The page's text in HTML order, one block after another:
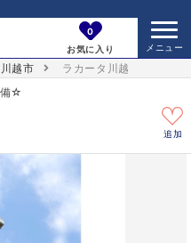
0
お気に入り
川越市
ラカータ川越
備☆
追加